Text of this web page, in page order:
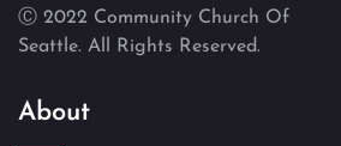
Ⓒ 2022 Community Church Of
Seattle. All Rights Reserved.
About